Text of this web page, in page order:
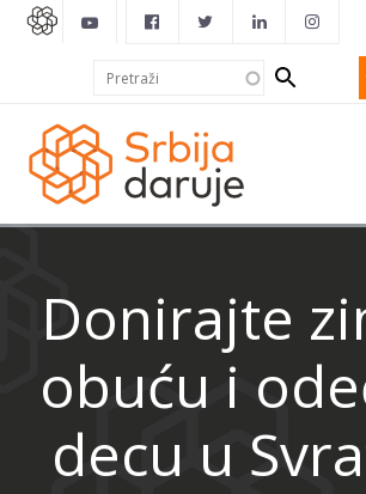
Search
form
Donirajte
obuću i
decu u